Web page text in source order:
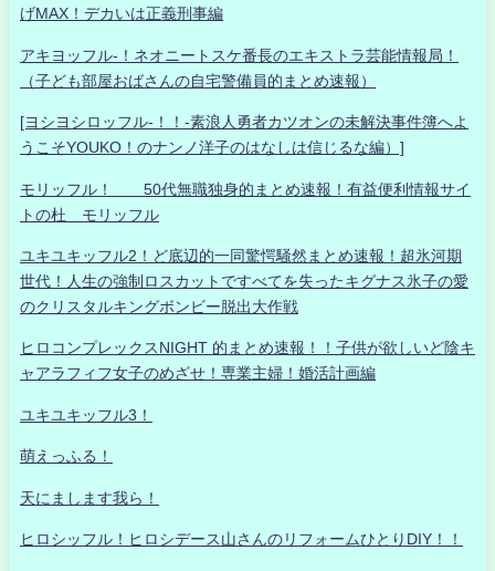
げMAX！デカいは正義刑事編
アキヨッフル-！ネオニートスケ番長のエキストラ芸能情報局！
（子ども部屋おばさんの自宅警備員的まとめ速報）
[ヨシヨシロッフル-！！-素浪人勇者カツオンの未解決事件簿へよ
うこそYOUKO！のナンノ洋子のはなしは信じるな編）]
モリッフル！ 50代無職独身的まとめ速報！有益便利情報サイ
トの杜 モリッフル
ユキユキッフル2！ど底辺的一同驚愕騒然まとめ速報！超氷河期
世代！人生の強制ロスカットですべてを失ったキグナス氷子の愛
のクリスタルキングボンビー脱出大作戦
ヒロコンプレックスNIGHT 的まとめ速報！！子供が欲しいど陰キ
ャアラフィフ女子のめざせ！専業主婦！婚活計画編
ユキユキッフル3！
萌えっふる！
天にまします我ら！
ヒロシッフル！ヒロシデース山さんのリフォームひとりDIY！！